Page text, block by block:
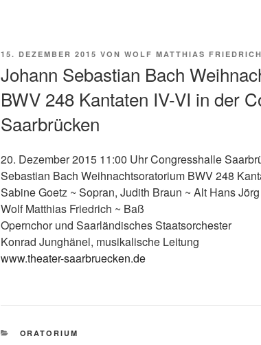
VERÖFFENTLICHT
15. DEZEMBER 2015 VON WOLF MATTHIAS FRIEDRICH
Johann Sebastian Bach
BWV 248 Kantaten IV-VI in der
Saarbrücken
20. Dezember 2015 11:00 Uhr Congresshalle
Sebastian Bach Weihnachtsoratorium BWV 248
Sabine Goetz ~ Sopran, Judith Braun ~ Alt Hans
Wolf Matthias Friedrich ~ Baß
Opernchor und Saarländisches Staatsorchester
Konrad Junghänel, musikalische Leitung
www.theater-saarbruecken.de
KATEGORIEN
ORATORIUM